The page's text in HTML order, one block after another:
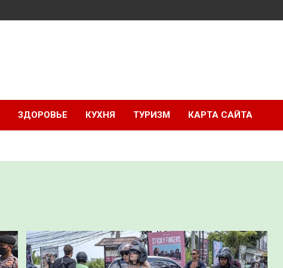
ЗДОРОВЬЕ КУХНЯ ТУРИЗМ КАРТА САЙТА